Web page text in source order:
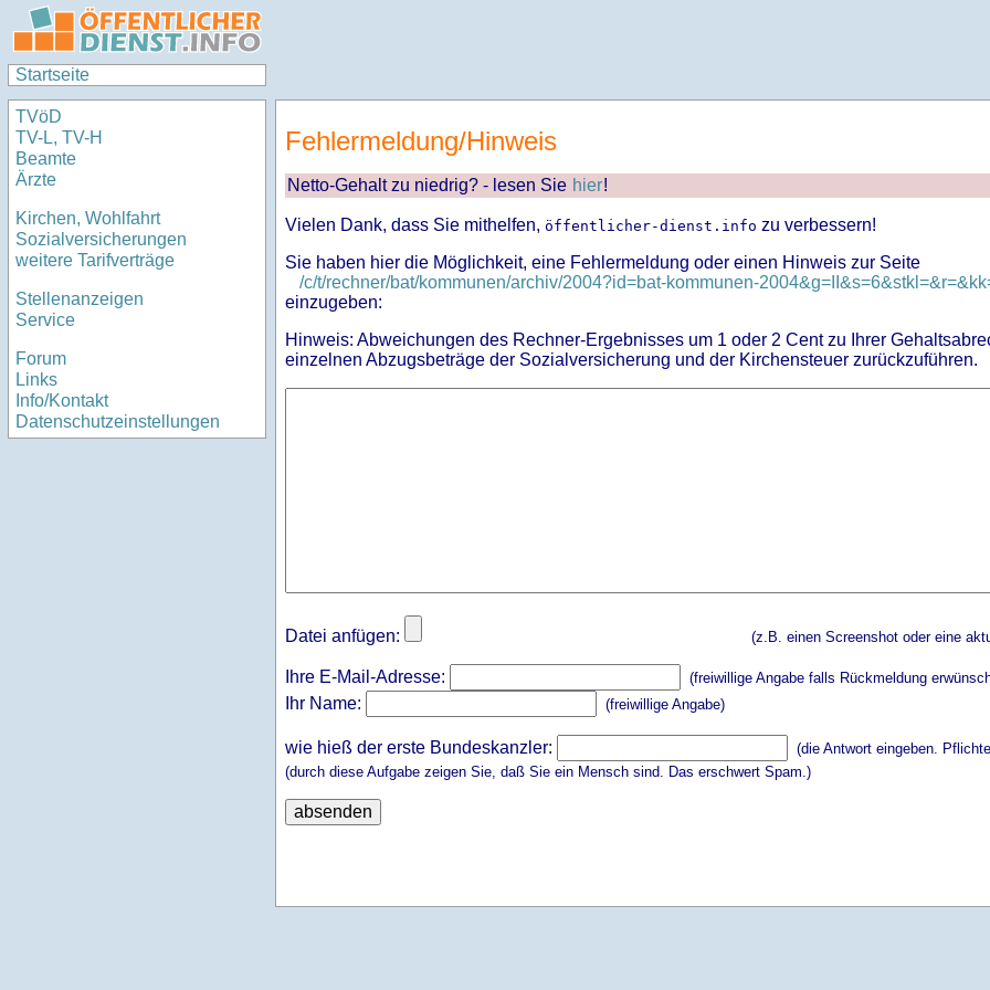
Startseite
TVöD
TV-L, TV-H
Beamte
Ärzte
Kirchen, Wohlfahrt
Sozialversicherungen
weitere Tarifverträge
Stellenanzeigen
Service
Forum
Links
Info/Kontakt
Datenschutzeinstellungen
Fehlermeldung/Hinweis
Netto-Gehalt zu niedrig? - lesen Sie hier!
Vielen Dank, dass Sie mithelfen, öffentlicher-dienst.info zu verbessern!
Sie haben hier die Möglichkeit, eine Fehlermeldung oder einen Hinweis zur Seite
/c/t/rechner/bat/kommunen/archiv/2004?id=bat-kommunen-
einzugeben:
Hinweis: Abweichungen des Rechner-Ergebnisses um 1 oder 2 Cent zu Ihrer
einzelnen Abzugsbeträge der Sozialversicherung und der Kirchensteuer zurückzuführen.
Datei anfügen: (z.B. einen Screenshot oder eine
Ihre E-Mail-Adresse: (freiwillige Angabe falls Rückmeldung
Ihr Name: (freiwillige Angabe)
wie hieß der erste Bundeskanzler:
(die Antwort eingeben.
(durch diese Aufgabe zeigen Sie, daß Sie ein Mensch sind. Das erschwert Spam.)